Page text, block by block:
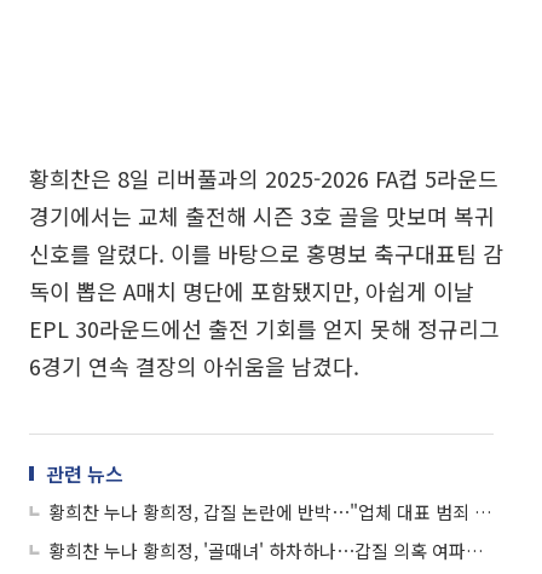
황희찬은 8일 리버풀과의 2025-2026 FA컵 5라운드
경기에서는 교체 출전해 시즌 3호 골을 맛보며 복귀
신호를 알렸다. 이를 바탕으로 홍명보 축구대표팀 감
독이 뽑은 A매치 명단에 포함됐지만, 아쉽게 이날
EPL 30라운드에선 출전 기회를 얻지 못해 정규리그
6경기 연속 결장의 아쉬움을 남겼다.
관련 뉴스
황희찬 누나 황희정, 갑질 논란에 반박⋯"업체 대표 범죄 이력, 초상권 무단 도용"
황희찬 누나 황희정, '골때녀' 하차하나⋯갑질 의혹 여파에 "상황 파악 중"